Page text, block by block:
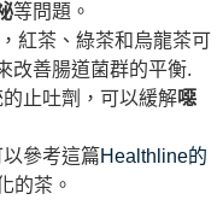
等問題。
紅茶、綠茶和烏龍茶可
改善腸道菌群的平衡.
止吐劑，可以緩解噁
參考這篇Healthline的
的茶。